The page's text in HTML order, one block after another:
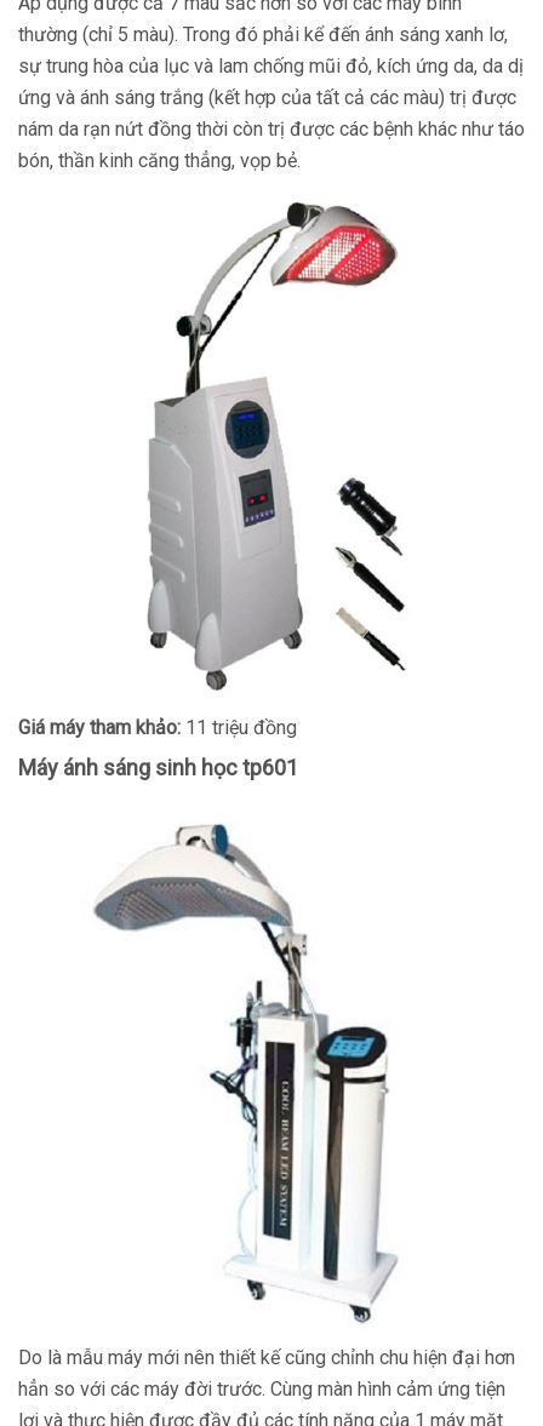
thường (chỉ 5 màu). Trong đó phải kể đến ánh sáng xanh lơ,
sự trung hòa của lục và lam chống mũi đỏ, kích ứng da, da dị
ứng và ánh sáng trắng (kết hợp của tất cả các màu) trị được
nám da rạn nứt đồng thời còn trị được các bệnh khác như táo
bón, thần kinh căng thẳng, vọp bẻ.
Giá máy tham khảo: 11 triệu đồng
Máy ánh sáng sinh học tp601
Do là mẫu máy mới nên thiết kế cũng chỉnh chu hiện đại hơn
hẳn so với các máy đời trước. Cùng màn hình cảm ứng tiện
lợi và thực hiện được đầy đủ các tính năng của 1 máy mặt